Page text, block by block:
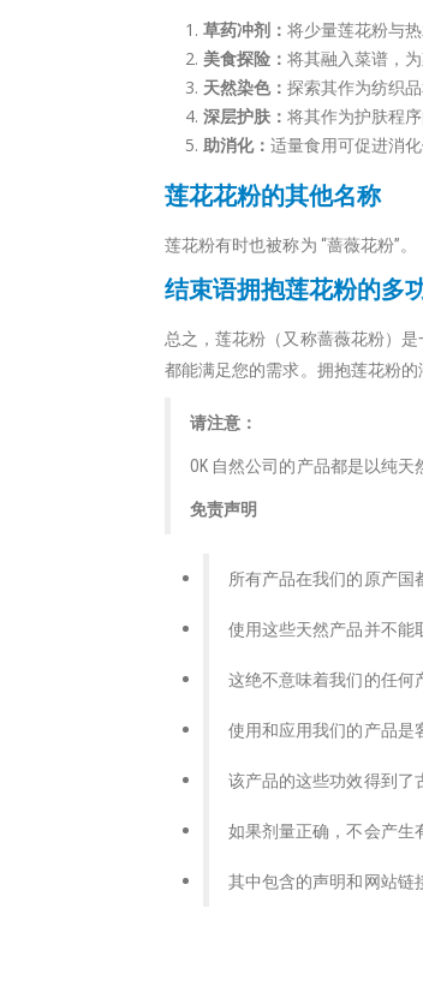
草药冲剂： 将少量莲花粉与
美食探险： 将其融入菜谱，
天然染色： 探索其作为纺织
深层护肤： 将其作为护肤程
助消化： 适量食用可促进消
莲花花粉的其他名称
莲花粉有时也被称为 “蔷薇花粉”。
结束语拥抱莲花粉的多
总之，莲花粉（又称蔷薇花粉）
都能满足您的需求。拥抱莲花粉的
请注意：
OK 自然公司的产品都是以纯
免责声明
所有产品在我们的原产国
使用这些天然产品并不能
这绝不意味着我们的任何
使用和应用我们的产品是
该产品的这些功效得到了
如果剂量正确，不会产生
其中包含的声明和网站链